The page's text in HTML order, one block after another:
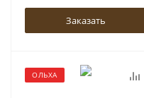
Заказать
ОЛЬХА